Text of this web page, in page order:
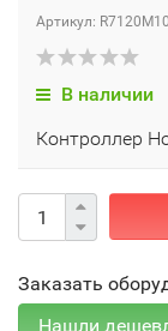
Артикул:
В наличии
Контроллер
Заказать